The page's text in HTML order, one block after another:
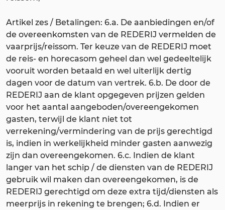
Artikel zes / Betalingen: 6.a. De aanbiedingen en/of
de overeenkomsten van de REDERIJ vermelden de
vaarprijs/reissom. Ter keuze van de REDERIJ moet
de reis- en horecasom geheel dan wel gedeeltelijk
vooruit worden betaald en wel uiterlijk dertig
dagen voor de datum van vertrek. 6.b. De door de
REDERIJ aan de klant opgegeven prijzen gelden
voor het aantal aangeboden/overeengekomen
gasten, terwijl de klant niet tot
verrekening/vermindering van de prijs gerechtigd
is, indien in werkelijkheid minder gasten aanwezig
zijn dan overeengekomen. 6.c. Indien de klant
langer van het schip / de diensten van de REDERIJ
gebruik wil maken dan overeengekomen, is de
REDERIJ gerechtigd om deze extra tijd/diensten als
meerprijs in rekening te brengen; 6.d. Indien er